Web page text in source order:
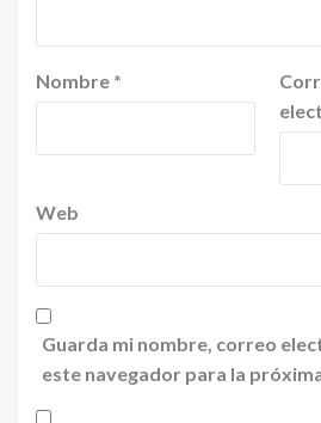
Nombre *
Web
Guarda mi nombre, correo
este navegador para la